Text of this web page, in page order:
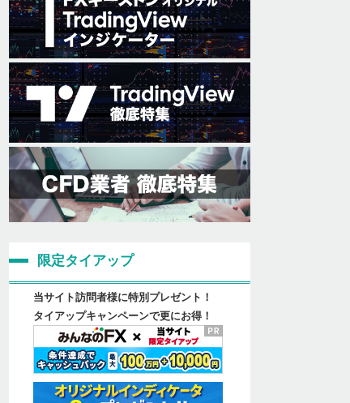
限定タイアップ
当サイト訪問者様に特別プレゼント！
タイアップキャンペーンで更にお得！